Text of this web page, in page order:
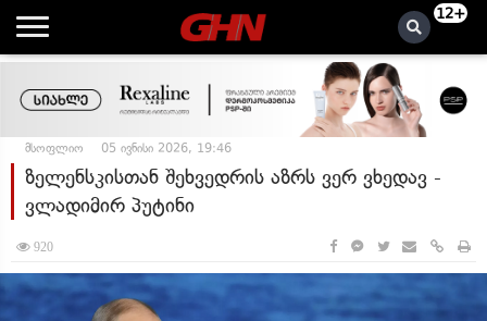
12+
მსოფლიო 05 ივნისი 2026, 19:46
ზელენსკისთან შეხვედრის აზრს ვერ ვხედავ -
ვლადიმირ პუტინი
920